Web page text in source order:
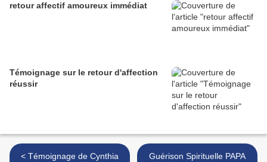
retour affectif amoureux immédiat
Témoignage sur le retour d'affection
réussir
< Témoignage de Cynthia
Guérison Spirituelle PAPA